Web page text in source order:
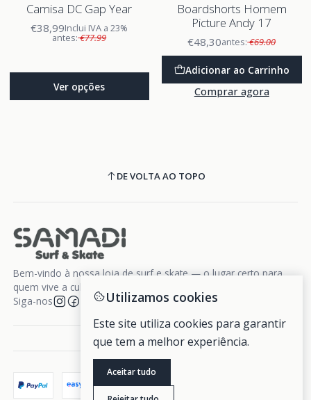
Camisa DC Gap Year
€38,99Inclui IVA a 23%
antes:€77.99
Ver opções
Boardshorts Homem
Picture Andy 17
€48,30antes:€69.00
Adicionar ao Carrinho
Comprar agora
DE VOLTA AO TOPO
Bem-vindo à nossa loja de surf e skate — o lugar certo para
quem vive a cultura da liberdade sobre rodas e ondas.
Siga-nos
Utilizamos cookies
Este site utiliza cookies para garantir
que tem a melhor experiência.
Aceitar tudo